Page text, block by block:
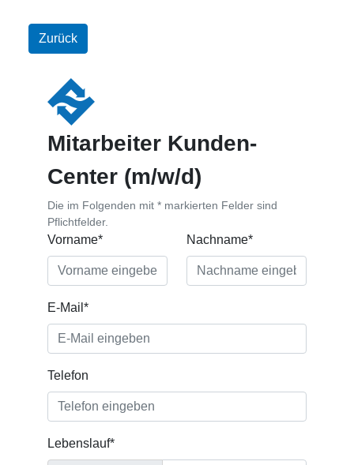
Zurück
Mitarbeiter Kunden-
Center (m/w/d)
Die im Folgenden mit * markierten Felder sind
Pflichtfelder.
Vorname* Nachname*
E-Mail*
Telefon
Lebenslauf*